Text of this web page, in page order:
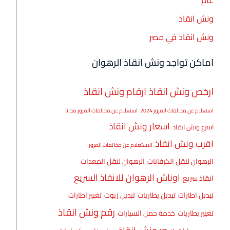
ونش انقاذ
ونش انقاذ في مصر
اماكن تواجد ونش انقاذ الرهوان
ارخص ونش انقاذارقام ونش انقاذ
استعلام عن مخالفات المرور 2024 استعلام عن مخالفات المرور مجانا
اسرع ونش انقاذ اسعار ونش انقاذ
اقرب ونش انقاذ الاستعلام عن مخالفات المرور
الرهوان لنقل الكرفانات الرهوان لنقل المعدات
انقاذ سريع اوناش الرهوان للانقاذ السريع
تبديل اطاراتتبديل بطارياتتبديل زيوتتغيير اطارات
تغيير بطاريات خدمة حمل السيارات رقم ونش انقاذ